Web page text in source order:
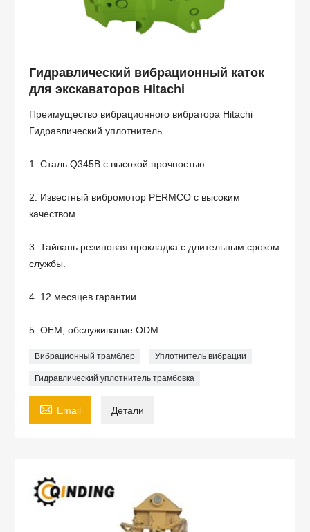
Гидравлический вибрационный каток
для экскаваторов Hitachi
Преимущество вибрационного вибратора Hitachi
Гидравлический уплотнитель
1. Сталь Q345B с высокой прочностью.
2. Известный вибромотор PERMCO с высоким
качеством.
3. Тайвань резиновая прокладка с длительным сроком
службы.
4. 12 месяцев гарантии.
5. OEM, обслуживание ODM.
Вибрационный трамблер Уплотнитель вибрации
Гидравлический уплотнитель трамбовка
 Email Детали